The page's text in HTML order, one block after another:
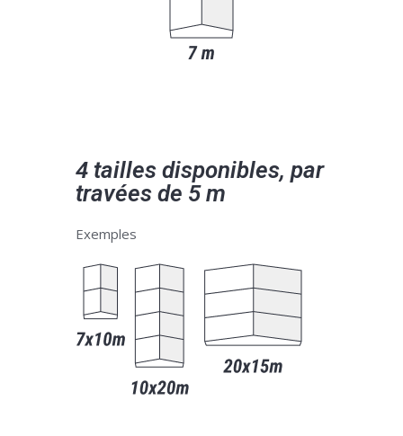
4 tailles disponibles, par
travées de 5 m
Exemples